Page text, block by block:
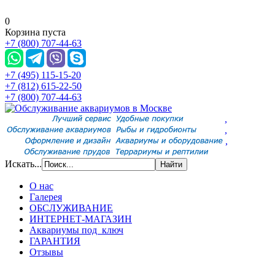
0
Корзина пуста
+7 (800) 707-44-63
+7 (495) 115-15-20
+7 (812) 615-22-50
+7 (800) 707-44-63
,
,
,
Искать...
О нас
Галерея
ОБСЛУЖИВАНИЕ
ИНТЕРНЕТ-МАГАЗИН
Аквариумы под ключ
ГАРАНТИЯ
Отзывы